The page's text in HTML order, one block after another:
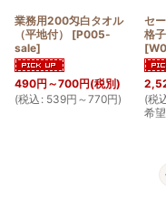
業務用200匁白タオル
（平地付）
[P005-
sale]
490円 ～700円(税別)
(税込 : 539円 ～770円)
セ
格
[
(税
希